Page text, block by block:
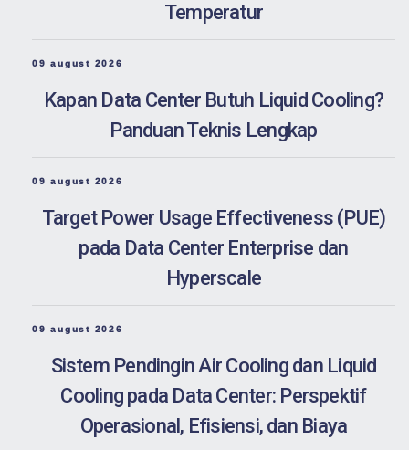
Temperatur
09 august 2026
Kapan Data Center Butuh Liquid Cooling?
Panduan Teknis Lengkap
09 august 2026
Target Power Usage Effectiveness (PUE)
pada Data Center Enterprise dan
Hyperscale
09 august 2026
Sistem Pendingin Air Cooling dan Liquid
Cooling pada Data Center: Perspektif
Operasional, Efisiensi, dan Biaya